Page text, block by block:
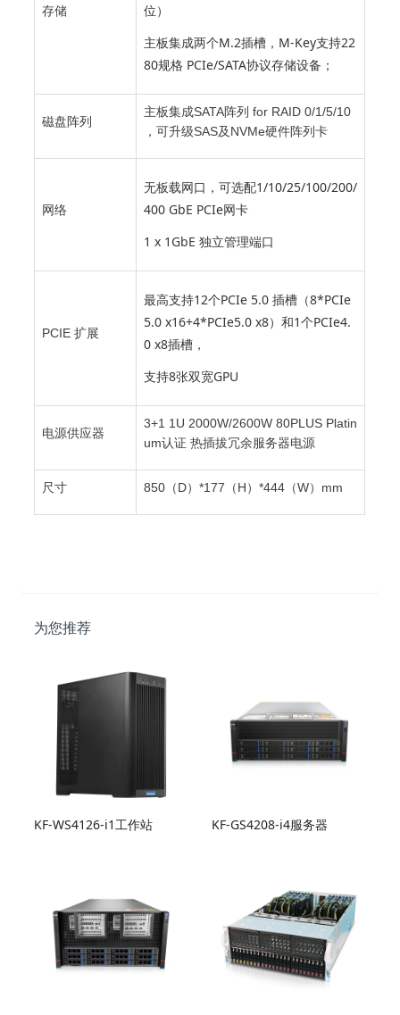
存储
位）
主板集成两个M.2插槽，M-Key支持22
80规格 PCIe/SATA协议存储设备；
磁盘阵列
主板集成SATA阵列 for RAID 0/1/5/10
，可升级SAS及NVMe硬件阵列卡
网络
无板载网口，可选配1/10/25/100/200/
400 GbE PCIe网卡
1 x 1GbE 独立管理端口
PCIE 扩展
最高支持12个PCIe 5.0 插槽（8*PCIe
5.0 x16+4*PCIe5.0 x8）和1个PCIe4.
0 x8插槽，
支持8张双宽GPU
电源供应器
3+1 1U 2000W/2600W 80PLUS Platin
um认证 热插拔冗余服务器电源
尺寸 850（D）*177（H）*444（W）mm
为您推荐
KF-WS4126-i1工作站 KF-GS4208-i4服务器